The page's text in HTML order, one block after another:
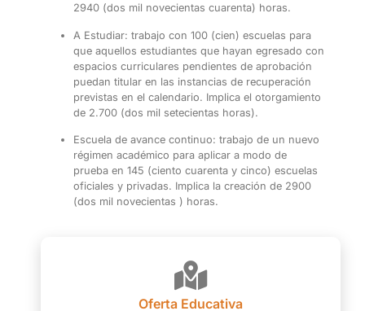
2940 (dos mil novecientas cuarenta) horas.
A Estudiar: trabajo con 100 (cien) escuelas para
que aquellos estudiantes que hayan egresado con
espacios curriculares pendientes de aprobación
puedan titular en las instancias de recuperación
previstas en el calendario. Implica el otorgamiento
de 2.700 (dos mil setecientas horas).
Escuela de avance continuo: trabajo de un nuevo
régimen académico para aplicar a modo de
prueba en 145 (ciento cuarenta y cinco) escuelas
oficiales y privadas. Implica la creación de 2900
(dos mil novecientas ) horas.
Oferta Educativa